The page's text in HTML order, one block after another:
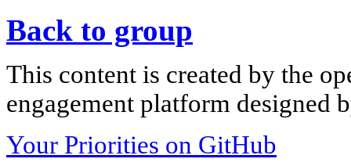
Back to group
This content is created by the
engagement platform designed
Your Priorities on GitHub